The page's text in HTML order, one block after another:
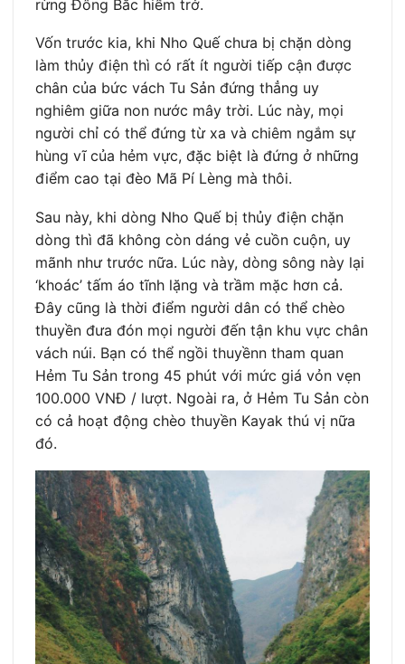
rừng Đông Bắc hiểm trở.
Vốn trước kia, khi Nho Quế chưa bị chặn dòng
làm thủy điện thì có rất ít người tiếp cận được
chân của bức vách Tu Sản đứng thẳng uy
nghiêm giữa non nước mây trời. Lúc này, mọi
người chỉ có thể đứng từ xa và chiêm ngắm sự
hùng vĩ của hẻm vực, đặc biệt là đứng ở những
điểm cao tại đèo Mã Pí Lèng mà thôi.
Sau này, khi dòng Nho Quế bị thủy điện chặn
dòng thì đã không còn dáng vẻ cuồn cuộn, uy
mãnh như trước nữa. Lúc này, dòng sông này lại
‘khoác’ tấm áo tĩnh lặng và trầm mặc hơn cả.
Đây cũng là thời điểm người dân có thể chèo
thuyền đưa đón mọi người đến tận khu vực chân
vách núi. Bạn có thể ngồi thuyềnn tham quan
Hẻm Tu Sản trong 45 phút với mức giá vỏn vẹn
100.000 VNĐ / lượt. Ngoài ra, ở Hẻm Tu Sản còn
có cả hoạt động chèo thuyền Kayak thú vị nữa
đó.